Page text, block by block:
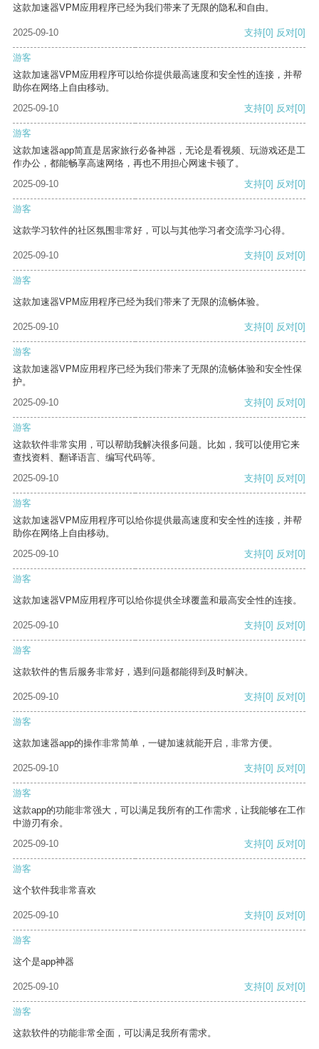
这款加速器VPM应用程序已经为我们带来了无限的隐私和自由。
2025-09-10 支持[0] 反对[0]
游客
这款加速器VPM应用程序可以给你提供最高速度和安全性的连接，并帮
助你在网络上自由移动。
2025-09-10
支持[0] 反对[0]
游客
这款加速器app简直是居家旅行必备神器，无论是看视频、玩游戏还是工
作办公，都能畅享高速网络，再也不用担心网速卡顿了。
2025-09-10
支持[0] 反对[0]
游客
这款学习软件的社区氛围非常好，可以与其他学习者交流学习心得。
2025-09-10 支持[0] 反对[0]
游客
这款加速器VPM应用程序已经为我们带来了无限的流畅体验。
2025-09-10 支持[0] 反对[0]
游客
这款加速器VPM应用程序已经为我们带来了无限的流畅体验和安全性保
护。
2025-09-10
支持[0] 反对[0]
游客
这款软件非常实用，可以帮助我解决很多问题。比如，我可以使用它来
查找资料、翻译语言、编写代码等。
2025-09-10
支持[0] 反对[0]
游客
这款加速器VPM应用程序可以给你提供最高速度和安全性的连接，并帮
助你在网络上自由移动。
2025-09-10
支持[0] 反对[0]
游客
这款加速器VPM应用程序可以给你提供全球覆盖和最高安全性的连接。
2025-09-10 支持[0] 反对[0]
游客
这款软件的售后服务非常好，遇到问题都能得到及时解决。
2025-09-10 支持[0] 反对[0]
游客
这款加速器app的操作非常简单，一键加速就能开启，非常方便。
2025-09-10 支持[0] 反对[0]
游客
这款app的功能非常强大，可以满足我所有的工作需求，让我能够在工作
中游刃有余。
2025-09-10
支持[0] 反对[0]
游客
这个软件我非常喜欢
2025-09-10 支持[0] 反对[0]
游客
这个是app神器
2025-09-10 支持[0] 反对[0]
游客
这款软件的功能非常全面，可以满足我所有需求。